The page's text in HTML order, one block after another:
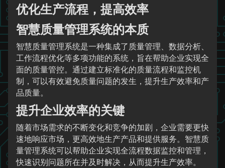
优化生产流程，提高效率
智慧质量管理系统的本质
智慧质量管理系统是一种集成了质量管理、数据分析、
工作流程优化等多项功能的系统，旨在帮助企业实现全
面的质量管控。通过建立标准化的质量流程和监控机
制，可以有效避免质量问题的发生，提升生产效率和产
品质量。
提升企业效率的关键
随着市场需求的不断变化和竞争的加剧，企业需要更快
速地响应市场，更高效地生产产品和提供服务。智慧质
量管理系统可以帮助企业实现全流程数据监控和管理，
快速识别问题所在并及时解决，从而提升生产效率。